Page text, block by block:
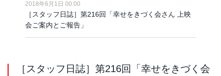
2018年6月1日 00:00
［スタッフ日誌］第216回「幸せをきづく会さん 上映
会ご案内とご報告」
［スタッフ日誌］第216回「幸せをきづく会